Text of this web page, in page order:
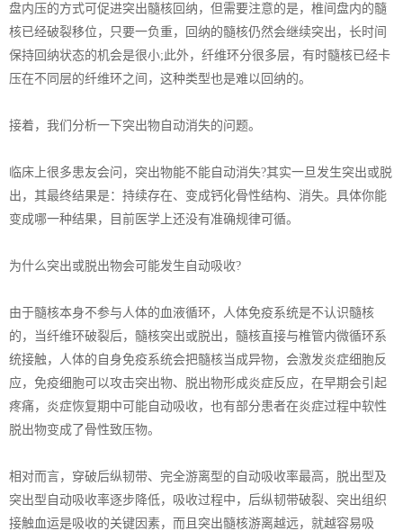
盘内压的方式可促进突出髓核回纳，但需要注意的是，椎间盘内的髓
核已经破裂移位，只要一负重，回纳的髓核仍然会继续突出，长时间
保持回纳状态的机会是很小;此外，纤维环分很多层，有时髓核已经卡
压在不同层的纤维环之间，这种类型也是难以回纳的。
接着，我们分析一下突出物自动消失的问题。
临床上很多患友会问，突出物能不能自动消失?其实一旦发生突出或脱
出，其最终结果是：持续存在、变成钙化骨性结构、消失。具体你能
变成哪一种结果，目前医学上还没有准确规律可循。
为什么突出或脱出物会可能发生自动吸收?
由于髓核本身不参与人体的血液循环，人体免疫系统是不认识髓核
的，当纤维环破裂后，髓核突出或脱出，髓核直接与椎管内微循环系
统接触，人体的自身免疫系统会把髓核当成异物，会激发炎症细胞反
应，免疫细胞可以攻击突出物、脱出物形成炎症反应，在早期会引起
疼痛，炎症恢复期中可能自动吸收，也有部分患者在炎症过程中软性
脱出物变成了骨性致压物。
相对而言，穿破后纵韧带、完全游离型的自动吸收率最高，脱出型及
突出型自动吸收率逐步降低，吸收过程中，后纵韧带破裂、突出组织
接触血运是吸收的关键因素，而且突出髓核游离越远，就越容易吸